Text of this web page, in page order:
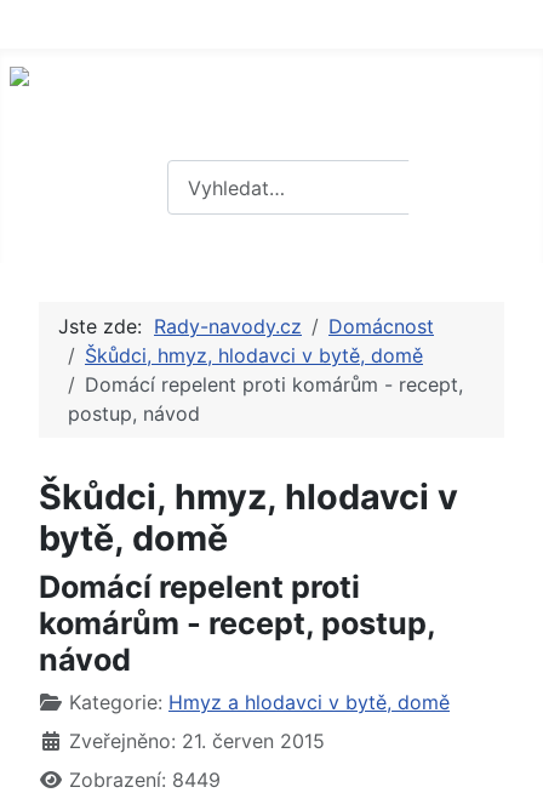
Jste zde: Rady-navody.cz
Domácnost
Škůdci, hmyz, hlodavci v bytě, domě
Domácí repelent proti komárům - recept,
postup, návod
Škůdci, hmyz, hlodavci v
bytě, domě
Domácí repelent proti
komárům - recept, postup,
návod
Základní údaje
Kategorie: Hmyz a hlodavci v bytě, domě
Zveřejněno: 21. červen 2015
Zobrazení: 8449